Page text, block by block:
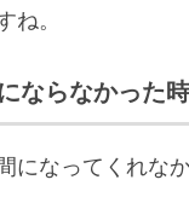
ね。
ならなかった時
になってくれな